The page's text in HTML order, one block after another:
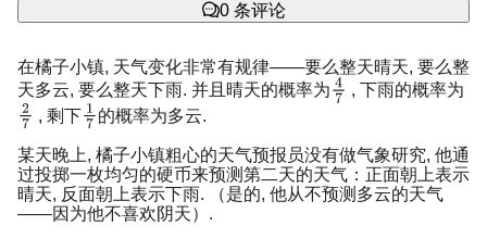
0条评论
在橘子小镇, 天气变化非常有规律——要么整天晴天, 要么整
天多云, 要么整天下雨. 并且晴天的概率为
, 下雨的概率为
, 剩下
的概率为多云.
某天晚上, 橘子小镇粗心的天气预报员没有做气象研究, 他通
过投掷一枚均匀的硬币来预测第二天的天气：正面朝上表示
晴天, 反面朝上表示下雨. （是的, 他从不预测多云的天气
——因为他不喜欢阴天）.